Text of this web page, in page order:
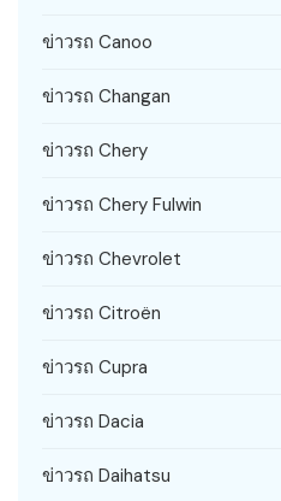
ข่าวรถ Canoo
ข่าวรถ Changan
ข่าวรถ Chery
ข่าวรถ Chery Fulwin
ข่าวรถ Chevrolet
ข่าวรถ Citroën
ข่าวรถ Cupra
ข่าวรถ Dacia
ข่าวรถ Daihatsu